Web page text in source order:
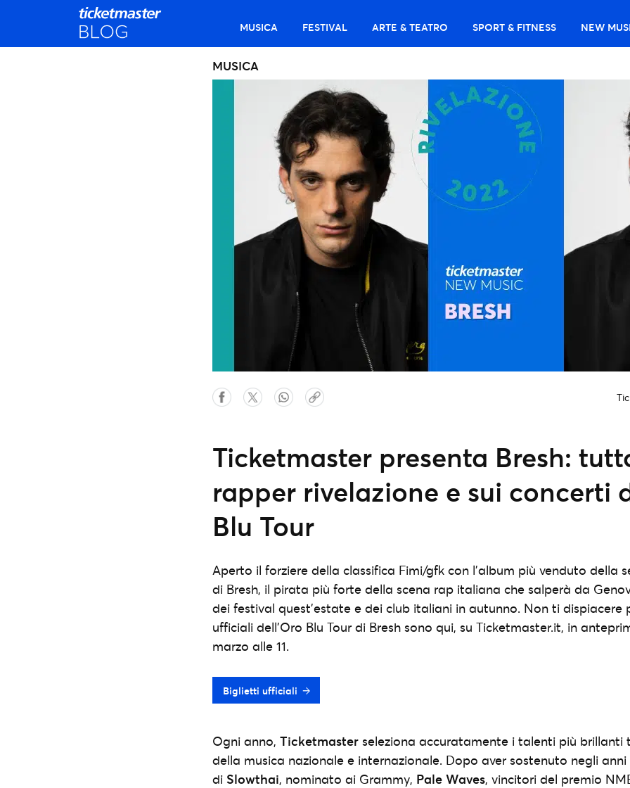
MUSICA FESTIVAL ARTE & TEATRO SPORT & FITNESS NEW
MUSICA
Ticketmaster presenta Bresh:
rapper rivelazione e sui concerti
Blu Tour
Aperto il forziere della classifica Fimi/gfk con l’album più venduto della
di Bresh, il pirata più forte della scena rap italiana che salperà da
dei festival quest’estate e dei club italiani in autunno. Non ti dispiacere
ufficiali dell’Oro Blu Tour di Bresh sono qui, su Ticketmaster.it, in
marzo alle 11.
Biglietti ufficiali
Ogni anno, Ticketmaster seleziona accuratamente i talenti più brillanti
della musica nazionale e internazionale. Dopo aver sostenuto negli
di Slowthai, nominato ai Grammy, Pale Waves, vincitori del premio